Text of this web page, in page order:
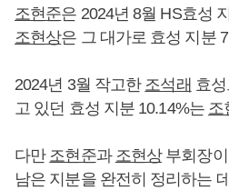
조현준은 2024년 8월 HS효성
조현상은 그 대가로 효성 지분
2024년 3월 작고한 조석래 효
고 있던 효성 지분 10.14%는 조
다만 조현준과 조현상부회장이
남은 지분을 완전히 정리하는